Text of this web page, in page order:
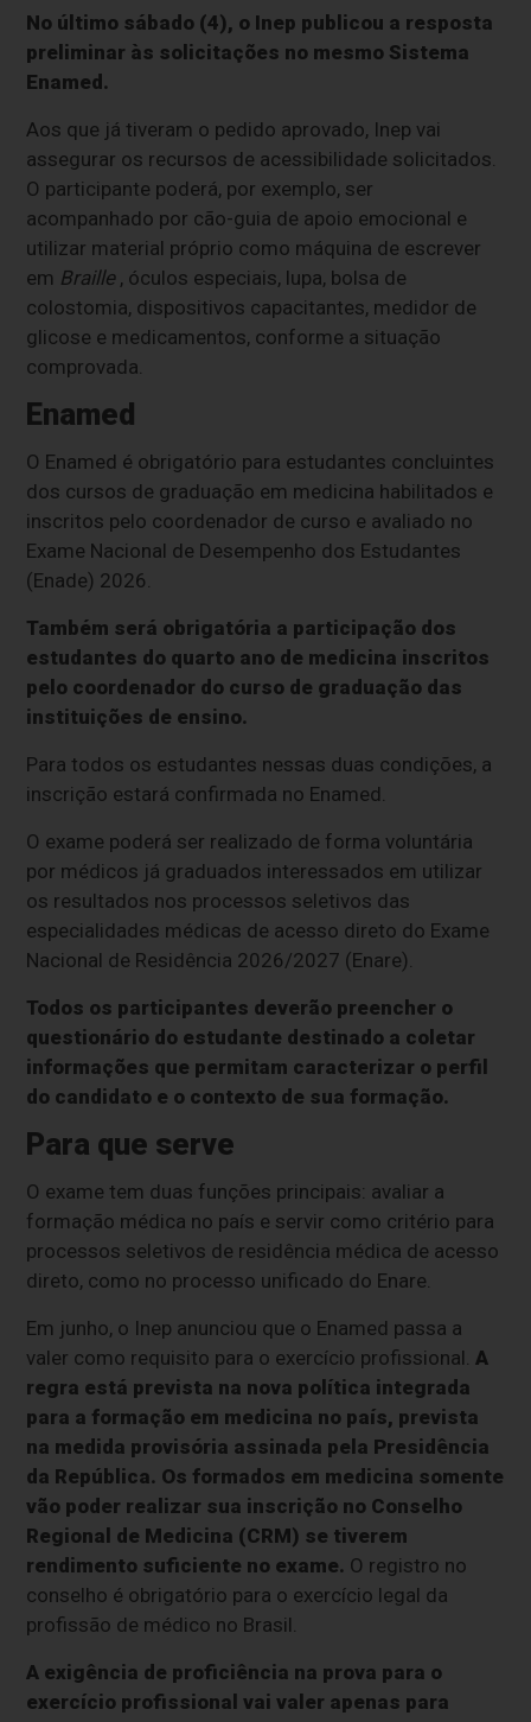
No último sábado (4), o Inep publicou a resposta
preliminar às solicitações no mesmo Sistema
Enamed.
Aos que já tiveram o pedido aprovado, Inep vai
assegurar os recursos de acessibilidade solicitados.
O participante poderá, por exemplo, ser
acompanhado por cão-guia de apoio emocional e
utilizar material próprio como máquina de escrever
em Braille, óculos especiais, lupa, bolsa de
colostomia, dispositivos capacitantes, medidor de
glicose e medicamentos, conforme a situação
comprovada.
Enamed
O Enamed é obrigatório para estudantes concluintes
dos cursos de graduação em medicina habilitados e
inscritos pelo coordenador de curso e avaliado no
Exame Nacional de Desempenho dos Estudantes
(Enade) 2026.
Também será obrigatória a participação dos
estudantes do quarto ano de medicina inscritos
pelo coordenador do curso de graduação das
instituições de ensino.
Para todos os estudantes nessas duas condições, a
inscrição estará confirmada no Enamed.
O exame poderá ser realizado de forma voluntária
por médicos já graduados interessados em utilizar
os resultados nos processos seletivos das
especialidades médicas de acesso direto do Exame
Nacional de Residência 2026/2027 (Enare).
Todos os participantes deverão preencher o
questionário do estudante destinado a coletar
informações que permitam caracterizar o perfil
do candidato e o contexto de sua formação.
Para que serve
O exame tem duas funções principais: avaliar a
formação médica no país e servir como critério para
processos seletivos de residência médica de acesso
direto, como no processo unificado do Enare.
Em junho, o Inep anunciou que o Enamed passa a
valer como requisito para o exercício profissional.A
regra está prevista na nova política integrada
para a formação em medicina no país, prevista
na medida provisória assinada pela Presidência
da República. Os formados em medicina somente
vão poder realizar sua inscrição no Conselho
Regional de Medicina (CRM) se tiverem
rendimento suficiente no exame. O registro no
conselho é obrigatório para o exercício legal da
profissão de médico no Brasil.
A exigência de proficiência na prova para o
exercício profissional vai valer apenas para